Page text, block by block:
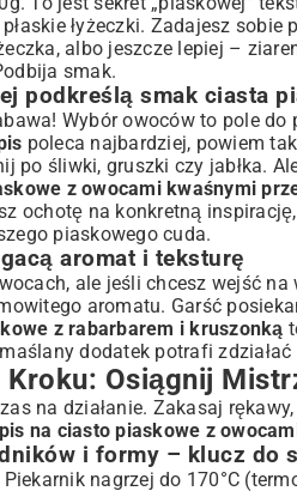
płaskie łyżeczki. Zadajesz sobie
albo jeszcze lepiej –
smak.
podkreślą smak ciasta
Wybór owoców to pole
poleca najbardziej, powiem
po śliwki, gruszki czy jabłka.
z owocami kwaśnymi
ochotę na konkretną
piaskowego cuda.
aromat i teksturę
ale jeśli chcesz wejść
aromatu. Garść
z rabarbarem i kruszonką
dodatek potrafi zdziałać
Osiągnij
na działanie. Zakasaj
na ciasto piaskowe z
i formy – klucz do
nagrzej do 170°C